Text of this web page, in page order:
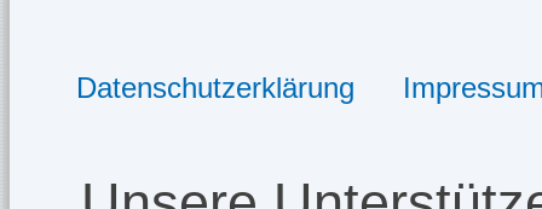
Datenschutzerklärung